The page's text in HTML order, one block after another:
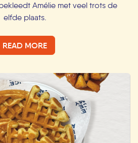
Amélie met veel trots de
elfde plaats.
READ MORE